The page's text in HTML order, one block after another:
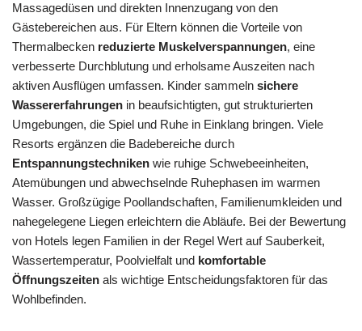
Massagedüsen und direkten Innenzugang von den
Gästebereichen aus. Für Eltern können die Vorteile von
Thermalbecken reduzierte Muskelverspannungen, eine
verbesserte Durchblutung und erholsame Auszeiten nach
aktiven Ausflügen umfassen. Kinder sammeln sichere
Wassererfahrungen in beaufsichtigten, gut strukturierten
Umgebungen, die Spiel und Ruhe in Einklang bringen. Viele
Resorts ergänzen die Badebereiche durch
Entspannungstechniken wie ruhige Schwebeeinheiten,
Atemübungen und abwechselnde Ruhephasen im warmen
Wasser. Großzügige Poollandschaften, Familienumkleiden und
nahegelegene Liegen erleichtern die Abläufe. Bei der Bewertung
von Hotels legen Familien in der Regel Wert auf Sauberkeit,
Wassertemperatur, Poolvielfalt und komfortable
Öffnungszeiten als wichtige Entscheidungsfaktoren für das
Wohlbefinden.